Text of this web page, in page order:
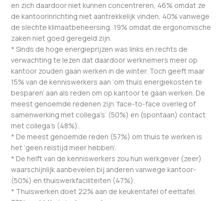
en zich daardoor niet kunnen concentreren, 46% omdat ze
de kantoorinrichting niet aantrekkelijk vinden, 40% vanwege
de slechte klimaatbeheersing, 19% omdat de ergonomische
zaken niet goed geregeld zijn.
* Sinds de hoge energieprijzen was links en rechts de
verwachting te lezen dat daardoor werknemers meer op
kantoor zouden gaan werken in de winter. Toch geeft maar
15% van de kenniswerkers aan ‘om thuis energiekosten te
besparen’ aan als reden om op kantoor te gaan werken. De
meest genoemde redenen zijn ‘face-to-face overleg of
samenwerking met collega’s’ (50%) en (spontaan) contact
met collega’s (48%)..
* De meest genoemde reden (57%) om thuis te werken is
het ‘geen reistijd meer hebben’.
* De helft van de kenniswerkers zou hun werkgever (zeer)
waarschijnlijk aanbevelen bij anderen vanwege kantoor-
(50%) en thuiswerkfaciliteiten (47%).
* Thuiswerken doet 22% aan de keukentafel of eettafel.